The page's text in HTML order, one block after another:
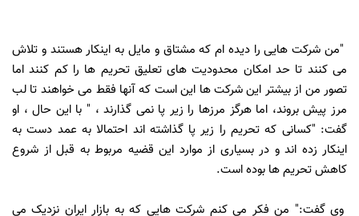
"من شرکت هایی را دیده ام که مشتاق و مایل به اینکار هستند و تلاش
می کنند تا حد امکان محدودیت های تعلیق تحریم ها را کم کنند اما
تصور من از بیشتر این شرکت ها این است که آنها فقط می خواهند تا لب
مرز پیش بروند، اما هرگز مرزها را زیر پا نمی گذارند ، " با این حال ، او
گفت: "کسانی که تحریم را زیر پا گذاشته اند احتمالا به عمد دست به
اینکار زده اند و در بسیاری از موارد این قضیه مربوط به قبل از شروع
کاهش تحریم ها بوده است.
وی گفت:" من فکر می کنم شرکت هایی که به بازار ایران نزدیک می